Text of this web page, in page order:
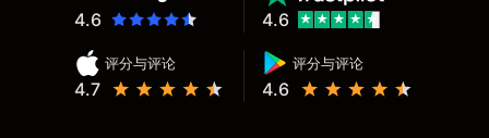
4.6
评分与评论
4.7
评分与评论
4.6
4.6